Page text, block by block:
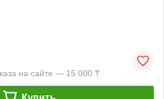
на сайте — 15 000 ₸